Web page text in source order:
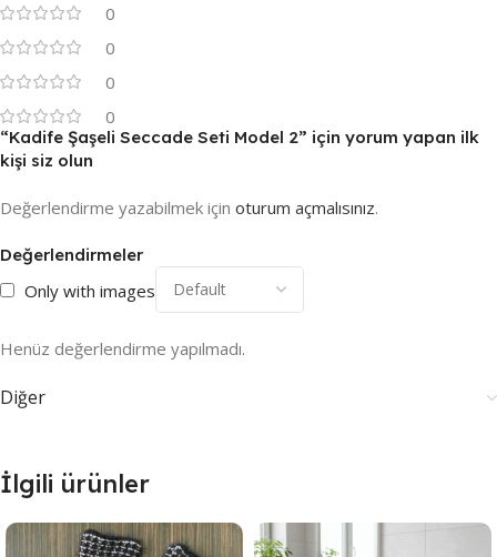
0
0
0
0
Değerlendirmeler
Only with images
Henüz değerlendirme yapılmadı.
“Kadife Şaşeli Seccade Seti Model 2” için yorum yapan ilk
kişi siz olun
Değerlendirme yazabilmek için oturum açmalısınız.
Diğer
İlgili ürünler